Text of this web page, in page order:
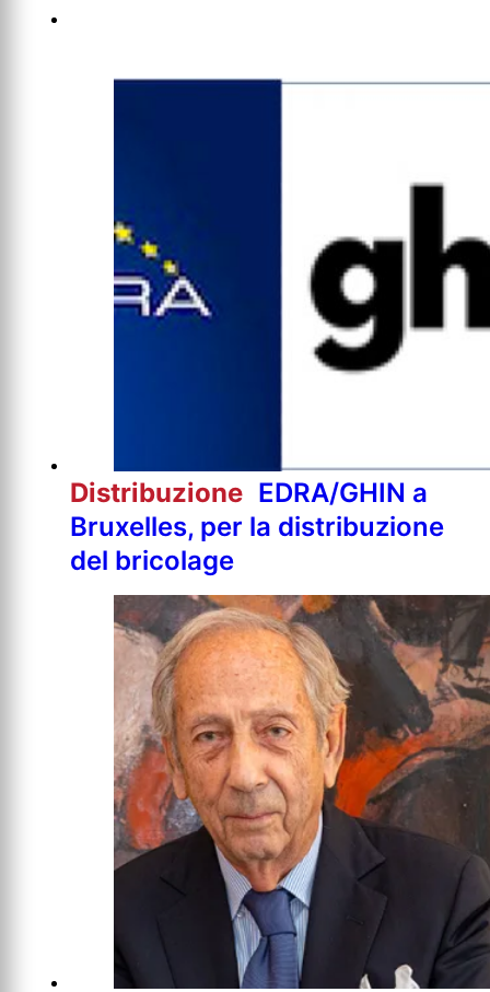
Distribuzione EDRA/GHIN a
Bruxelles, per la distribuzione
del bricolage